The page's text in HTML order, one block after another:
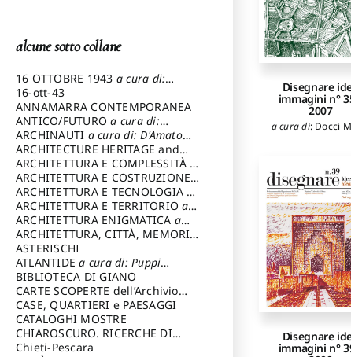
Disegnare
immagini n°
2007
a cura di: Docci
Disegnare
immagini n°
alcune sotto collane
16 OTTOBRE 1943 a cura di:
Pezzetti Marcello
16-ott-43
ANNAMARRA CONTEMPORANEA
ANTICO/FUTUROa cura di:
Varagnoli Claudio
ARCHINAUTI a cura di: D'Amato
Claudio
ARCHITECTURE HERITAGE and
DESIGN
ARCHITETTURA E COMPLESSITÀ a
cura di: Piva Antonio
ARCHITETTURA E COSTRUZIONEa
cura di: Poretti Sergio
ARCHITETTURA E TECNOLOGIA a
cura di: Carrara Gianfranco
ARCHITETTURA E TERRITORIOa
cura di: Pietrogrande Enrico
ARCHITETTURA ENIGMATICA a
cura di: Lenci Ruggero
ARCHITETTURA, CITTÀ, MEMORIA
a cura di: Valeriani Enrico
ASTERISCHI
ATLANTIDEa cura di: Puppi
Lionello
BIBLIOTECA DI GIANO
CARTE SCOPERTE dell’Archivio
Storico Capitolino
CASE, QUARTIERI e PAESAGGI
CATALOGHI MOSTRE
CHIAROSCURO. RICERCHE DI
STORIA E STORIA DELL'ARTE
Chieti-Pescara